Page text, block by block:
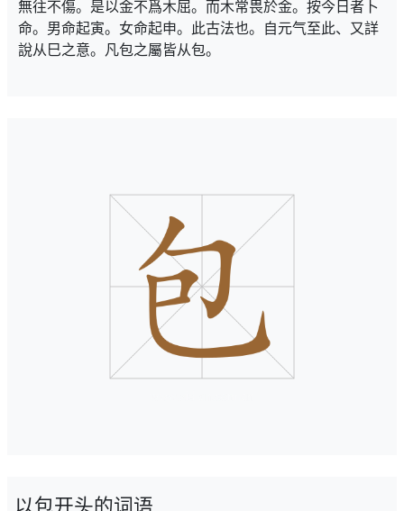
無往不傷。是以金不爲木屈。而木常畏於金。按今日者卜
命。男命起寅。女命起申。此古法也。自元气至此、又詳
說从巳之意。凡包之屬皆从包。
以包开头的词语